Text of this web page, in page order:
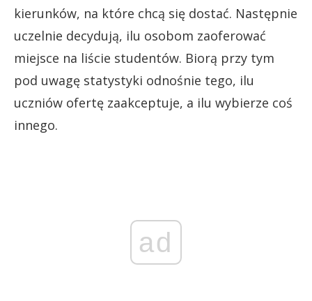
kierunków, na które chcą się dostać. Następnie
uczelnie decydują, ilu osobom zaoferować
miejsce na liście studentów. Biorą przy tym
pod uwagę statystyki odnośnie tego, ilu
uczniów ofertę zaakceptuje, a ilu wybierze coś
innego.
ad